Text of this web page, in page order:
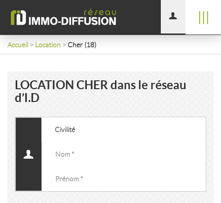
Accueil > Location >Cher (18)
LOCATION CHER dans le réseau
d’I.D